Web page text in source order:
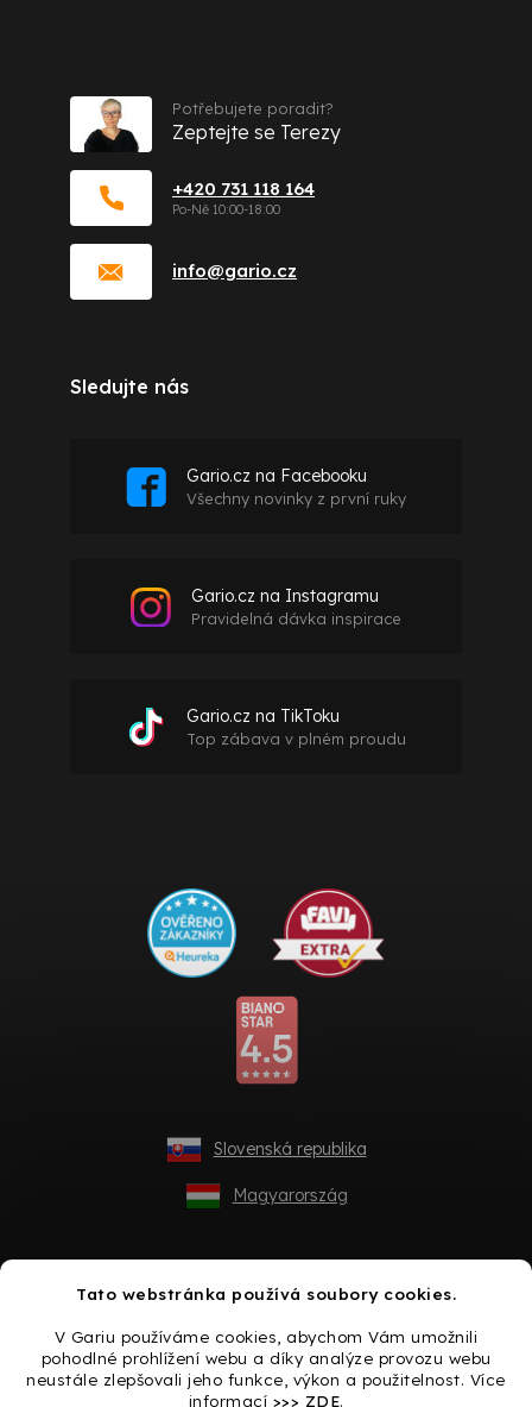
Tato webstránka používá soubory cookies.
V Gariu používáme cookies, abychom Vám umožnili
pohodlné prohlížení webu a díky analýze provozu webu
neustále zlepšovali jeho funkce, výkon a použitelnost. Více
informací >>> ZDE.
info@gario.cz
+420 731 118 164
Potřebujete poradit?
Zeptejte se Terezy
Sledujte nás
Gario.cz na Facebooku
Všechny novinky z první ruky
Gario.cz na Instagramu
Pravidelná dávka inspirace
Gario.cz na TikToku
Top zábava v plném proudu
Slovenská republika
Magyarország